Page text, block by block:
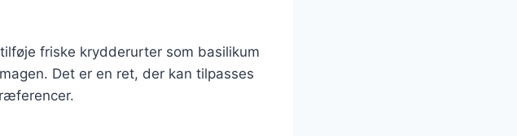
friske krydderurter som basilikum
Det er en ret, der kan tilpasses